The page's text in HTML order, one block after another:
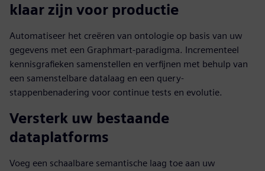
klaar zijn voor productie
Automatiseer het creëren van ontologie op basis van uw
gegevens met een Graphmart-paradigma. Incrementeel
kennisgrafieken samenstellen en verfijnen met behulp van
een samenstelbare datalaag en een query-
stappenbenadering voor continue tests en evolutie.
Versterk uw bestaande
dataplatforms
Voeg een schaalbare semantische laag toe aan uw